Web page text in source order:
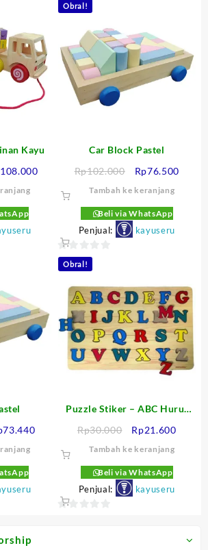
Kayu
108.000Harga
Rp108.000.
Obral!
Car Block Pastel
Rp102.000
Harga
aslinya
Rp102.000.
Rp76.500
Tambah ke keranjang
Beli via WhatsApp
Penjual: kayuseru
0
out
73.440Harga
Rp73.440.
Obral!
Puzzle Stiker – ABC Huruf
Rp30.000
Harga
aslinya
Rp30.000.
Rp21.600Harga
Tambah ke keranjang
Beli via WhatsApp
Penjual: kayuseru